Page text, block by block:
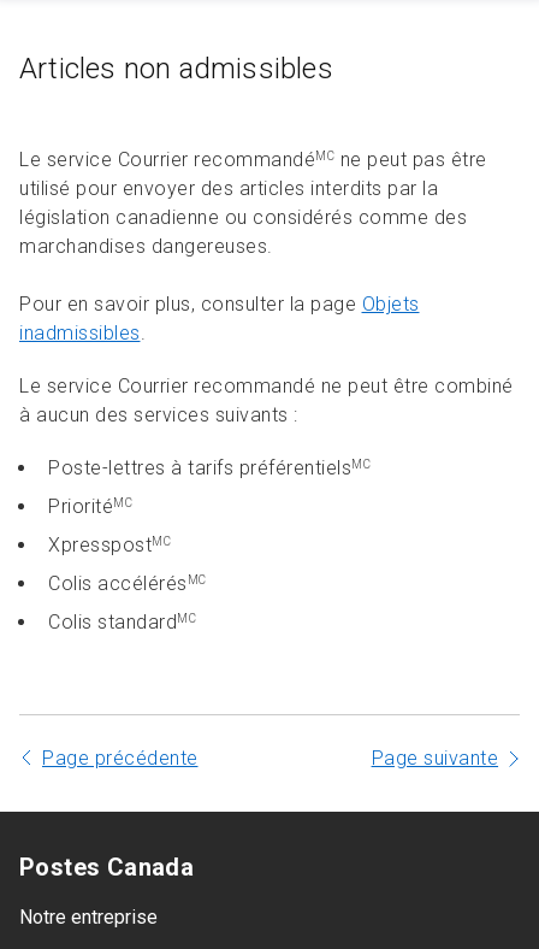
Articles non admissibles
Le service Courrier recommandéMC ne peut pas être
utilisé pour envoyer des articles interdits par la
législation canadienne ou considérés comme des
marchandises dangereuses.
Pour en savoir plus, consulter la page Objets
inadmissibles.
Le service Courrier recommandé ne peut être combiné
à aucun des services suivants :
Poste-lettres à tarifs préférentielsMC
PrioritéMC
XpresspostMC
Colis accélérés MC
Colis standard MC
Page précédente Page suivante
Postes Canada
Notre entreprise